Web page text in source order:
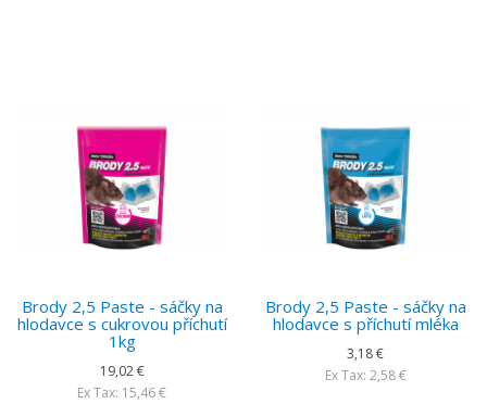
Brody 2,5 Paste - sáčky na
hlodavce s cukrovou příchutí
1kg
19,02 €
Ex Tax: 15,46 €
Brody 2,5 Paste - sáčky na
hlodavce s příchutí mléka
3,18 €
Ex Tax: 2,58 €